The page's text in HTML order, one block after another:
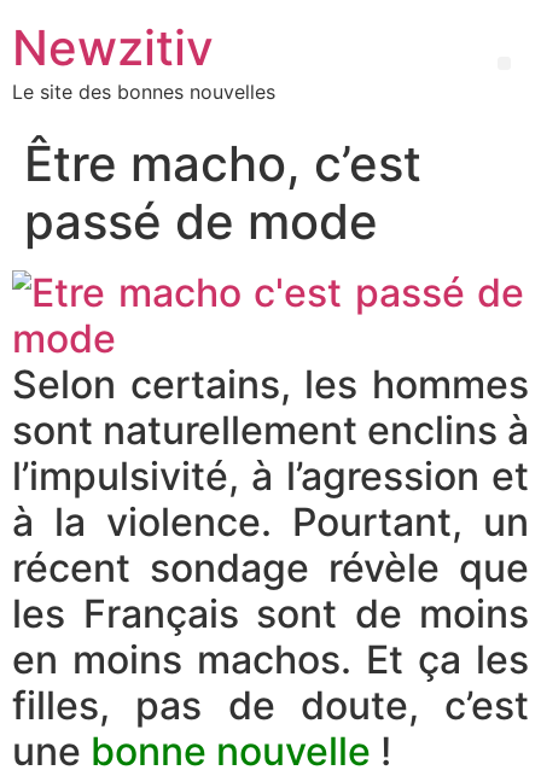
Newzitiv
Le site des bonnes nouvelles
Être macho, c’est
passé de mode
Selon certains, les hommes
sont naturellement enclins à
l’impulsivité, à l’agression et
à la violence. Pourtant, un
récent sondage révèle que
les Français sont de moins
en moins machos. Et ça les
filles, pas de doute, c’est
une bonne nouvelle !